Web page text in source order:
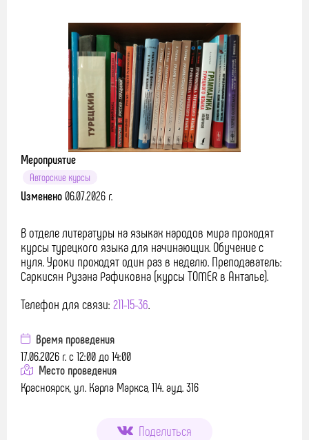
Мероприятие
Авторские курсы
Изменено06.07.2026 г.
В отделе литературы на языках народов мира проходят
курсы турецкого языка для начинающих. Обучение с
нуля. Уроки проходят один раз в неделю. Преподаватель:
Саркисян Рузана Рафиковна (курсы TOMER в Анталье).
Телефон для связи: 211-15-36
Время проведения
17.06.2026 г. с 12:00 до 14:00
Место проведения
Красноярск, ул. Карла Маркса, 114. ауд. 316
Поделиться